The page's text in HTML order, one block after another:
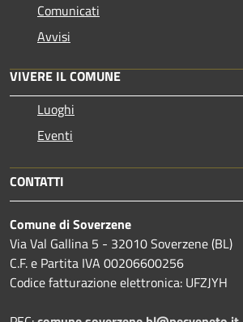
Comunicati
Avvisi
VIVERE IL COMUNE
Luoghi
Eventi
CONTATTI
Comune di Soverzene
Via Val Gallina 5 - 32010 Soverzene (BL)
C.F. e Partita IVA 00206600256
Codice fatturazione elettronica: UFZJYH